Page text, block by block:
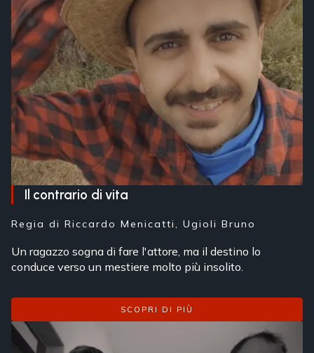
Il contrario di vita
Regia diRiccardo Menicatti, Ugioli Bruno
Un ragazzo sogna di fare l'attore, ma il destino lo
conduce verso un mestiere molto più insolito.
SCOPRI DI PIÙ